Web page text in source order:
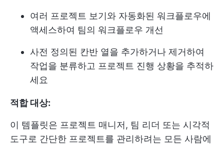
여러 프로젝트 보기와 자동화된 워크플로우에
액세스하여 팀의 워크플로우 개선
사전 정의된 칸반 열을 추가하거나 제거하여
작업을 분류하고 프로젝트 진행 상황을 추적하
세요
적합 대상:
이 템플릿은 프로젝트 매니저, 팀 리더 또는 시각적
도구로 간단한 프로젝트를 관리하려는 모든 사람에